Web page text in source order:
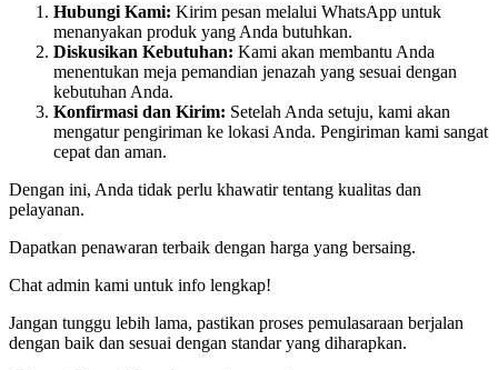
Hubungi Kami: Kirim pesan melalui WhatsApp untuk
menanyakan produk yang Anda butuhkan.
Diskusikan Kebutuhan: Kami akan membantu Anda
menentukan meja pemandian jenazah yang sesuai dengan
kebutuhan Anda.
Konfirmasi dan Kirim: Setelah Anda setuju, kami akan
mengatur pengiriman ke lokasi Anda. Pengiriman kami sangat
cepat dan aman.
Dengan ini, Anda tidak perlu khawatir tentang kualitas dan
pelayanan.
Dapatkan penawaran terbaik dengan harga yang bersaing.
Chat admin kami untuk info lengkap!
Jangan tunggu lebih lama, pastikan proses pemulasaraan berjalan
dengan baik dan sesuai dengan standar yang diharapkan.